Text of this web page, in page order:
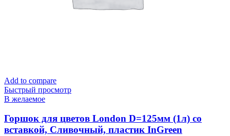
Add to compare
Быстрый просмотр
В желаемое
Горшок для цветов London D=125мм (1л) со
вставкой, Сливочный, пластик InGreen